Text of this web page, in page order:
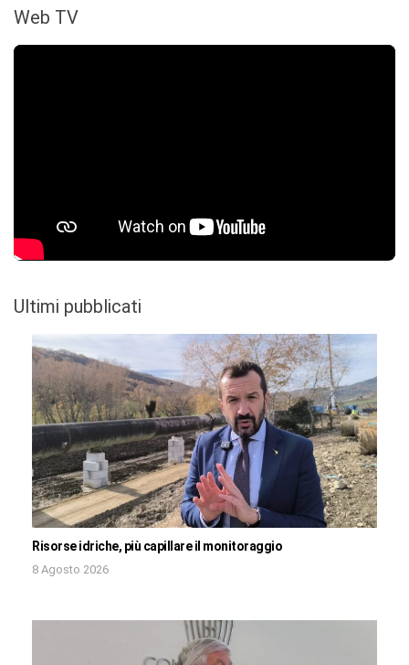
Web TV
Ultimi pubblicati
Risorse idriche, più capillare il monitoraggio
8 Agosto 2026